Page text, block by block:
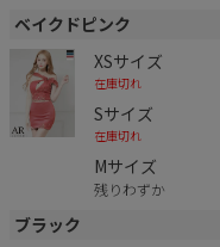
ベイクドピンク
XSサイズ
在庫切れ
Sサイズ
在庫切れ
Mサイズ
残りわずか
ブラック